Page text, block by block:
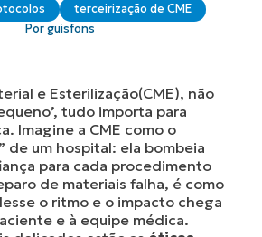
terceirização de CME
Por guisfons
e Esterilização(CME), não
tudo importa para
Imagine a CME como o
de um hospital: ela bombeia
para cada procedimento
de materiais falha, é como
o ritmo e o impacto chega
e à equipe médica.